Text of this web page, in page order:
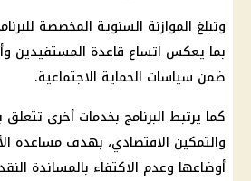
بما يعكس اتساع قاعدة المستفيدين
ضمن سياسات الحماية الاجتماعية.
كما يرتبط البرنامج بخدمات أخرى تتعلق
والتمكين الاقتصادي، بهدف مساعدة
أوضاعها وعدم الاكتفاء بالمساندة